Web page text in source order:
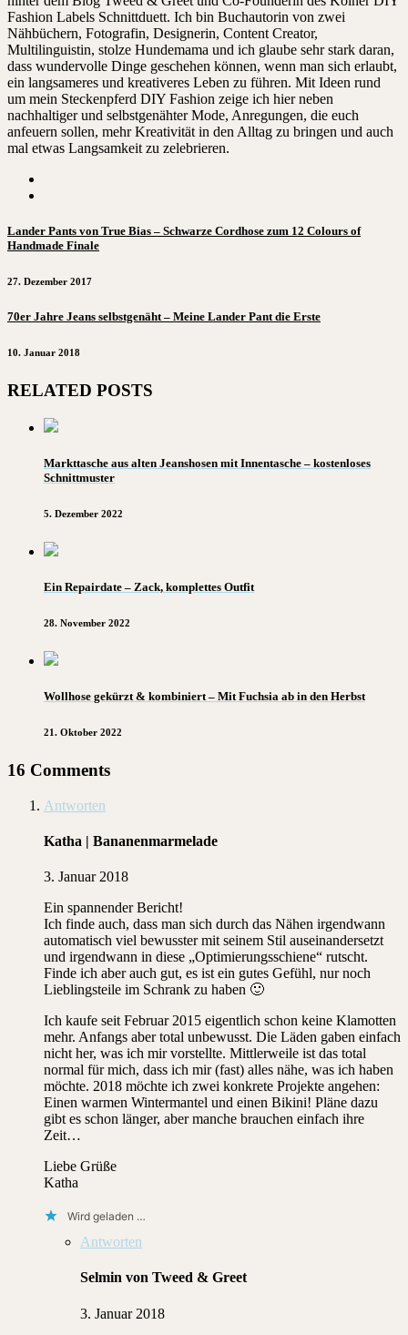
Fashion Labels Schnittduett. Ich bin Buchautorin von zwei
Nähbüchern, Fotografin, Designerin, Content Creator,
Multilinguistin, stolze Hundemama und ich glaube sehr stark daran,
dass wundervolle Dinge geschehen können, wenn man sich erlaubt,
ein langsameres und kreativeres Leben zu führen. Mit Ideen rund
um mein Steckenpferd DIY Fashion zeige ich hier neben
nachhaltiger und selbstgenähter Mode, Anregungen, die euch
anfeuern sollen, mehr Kreativität in den Alltag zu bringen und auch
mal etwas Langsamkeit zu zelebrieren.
Lander Pants von True Bias – Schwarze Cordhose zum 12 Colours of
Handmade Finale
27. Dezember 2017
70er Jahre Jeans selbstgenäht – Meine Lander Pant die Erste
10. Januar 2018
RELATED POSTS
Markttasche aus alten Jeanshosen mit Innentasche – kostenloses
Schnittmuster
5. Dezember 2022
Ein Repairdate – Zack, komplettes Outfit
28. November 2022
Wollhose gekürzt & kombiniert – Mit Fuchsia ab in den Herbst
21. Oktober 2022
16 Comments
Antworten
Katha | Bananenmarmelade
3. Januar 2018
Ein spannender Bericht!
Ich finde auch, dass man sich durch das Nähen irgendwann
automatisch viel bewusster mit seinem Stil auseinandersetzt
und irgendwann in diese „Optimierungsschiene“ rutscht.
Finde ich aber auch gut, es ist ein gutes Gefühl, nur noch
Lieblingsteile im Schrank zu haben 🙂
Ich kaufe seit Februar 2015 eigentlich schon keine Klamotten
mehr. Anfangs aber total unbewusst. Die Läden gaben einfach
nicht her, was ich mir vorstellte. Mittlerweile ist das total
normal für mich, dass ich mir (fast) alles nähe, was ich haben
möchte. 2018 möchte ich zwei konkrete Projekte angehen:
Einen warmen Wintermantel und einen Bikini! Pläne dazu
gibt es schon länger, aber manche brauchen einfach ihre
Zeit…
Liebe Grüße
Katha
Wird geladen …
Antworten
Selmin von Tweed & Greet
3. Januar 2018